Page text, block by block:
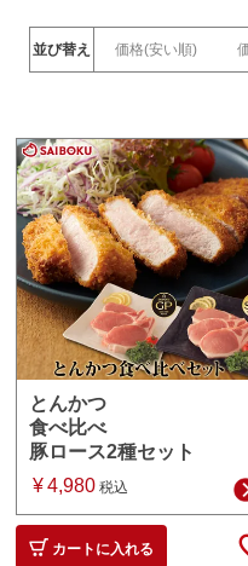
並び替え 価格(安い順)
とんかつ
食べ比べ
豚ロース2種セット
¥ 4,980 税込
カートに入れる